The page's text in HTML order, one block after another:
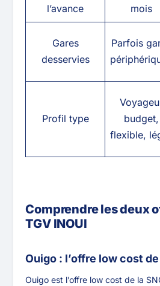
l’avance
mois
Gares
desservies
Parfois
Profil type
budget,
flexible,
Comprendre les deux
TGV INOUI
Ouigo : l’offre low cost de
Ouigo est l’offre low cost de la